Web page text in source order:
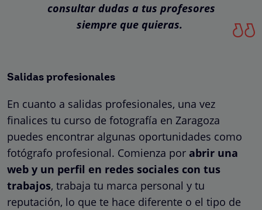
consultar dudas a tus profesores
siempre que quieras.
Salidas profesionales
En cuanto a salidas profesionales, una vez
finalices tu curso de fotografía en Zaragoza
puedes encontrar algunas oportunidades como
fotógrafo profesional. Comienza por abrir una
web y un perfil en redes sociales con tus
trabajos, trabaja tu marca personal y tu
reputación, lo que te hace diferente o el tipo de